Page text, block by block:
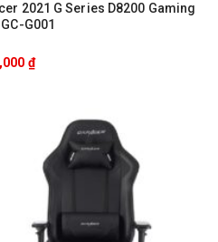
2021 G Series D8200 Gaming
G001
₫